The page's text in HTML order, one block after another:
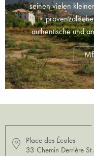
seinen vielen
authentische und
Place des Écoles
33 Chemin Derrière St